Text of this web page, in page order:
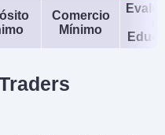
Comercio
Mínimo